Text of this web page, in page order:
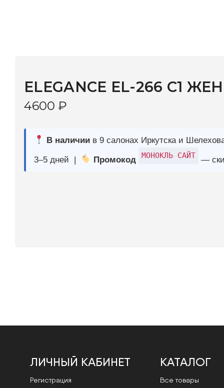
3–5 дней | Промокод МОНОКЛЬ САЙТ — скидка 10%
ЛИЧНЫЙ КАБИНЕТ
Регистрация
КАТАЛОГ
Все товары